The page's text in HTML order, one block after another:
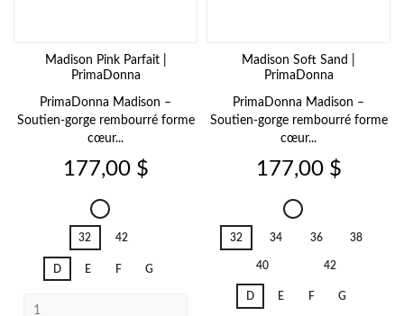
Madison Pink Parfait |
PrimaDonna
PrimaDonna Madison –
Soutien-gorge rembourré forme
cœur...
Prix
177,00 $
Madison
32 42
D E F G
Madison Soft Sand |
PrimaDonna
PrimaDonna Madison –
Soutien-gorge rembourré forme
cœur...
Prix
177,00 $
Madison
32 34 36 38
40 42
D E F G